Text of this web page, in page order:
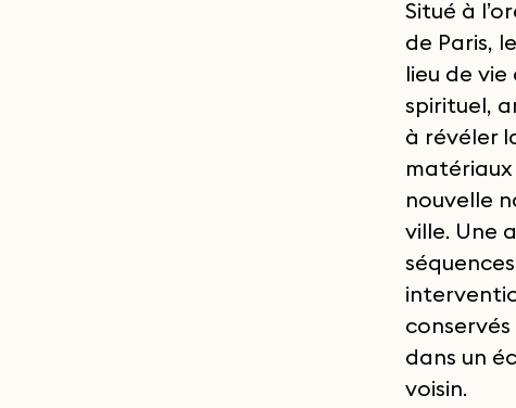
Situé à
de Paris,
lieu de
spirituel,
à révéler
matériaux
nouvelle
ville. Une
dans un
voisin.